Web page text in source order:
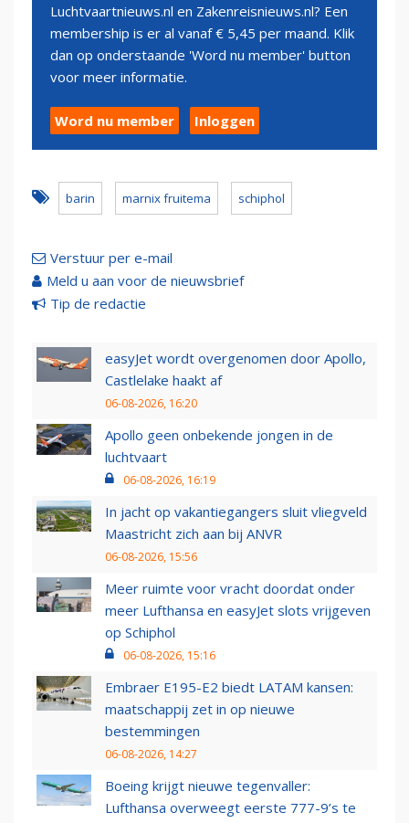
Luchtvaartnieuws.nl en Zakenreisnieuws.nl? Een
membership is er al vanaf € 5,45 per maand. Klik
dan op onderstaande 'Word nu member' button
voor meer informatie.
Word nu member Inloggen
barin marnix fruitema schiphol
Verstuur per e-mail
Meld u aan voor de nieuwsbrief
Tip de redactie
easyJet wordt overgenomen door Apollo,
Castlelake haakt af
06-08-2026, 16:20
Apollo geen onbekende jongen in de
luchtvaart
06-08-2026, 16:19
In jacht op vakantiegangers sluit vliegveld
Maastricht zich aan bij ANVR
06-08-2026, 15:56
Meer ruimte voor vracht doordat onder
meer Lufthansa en easyJet slots vrijgeven
op Schiphol
06-08-2026, 15:16
Embraer E195-E2 biedt LATAM kansen:
maatschappij zet in op nieuwe
bestemmingen
06-08-2026, 14:27
Boeing krijgt nieuwe tegenvaller:
Lufthansa overweegt eerste 777-9’s te